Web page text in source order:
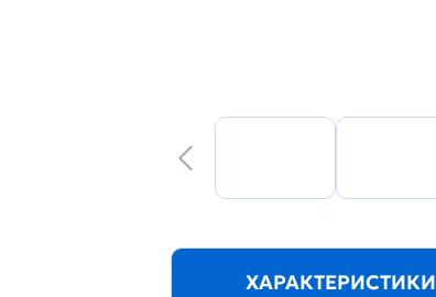
ХАРАКТЕРИСТИКИ